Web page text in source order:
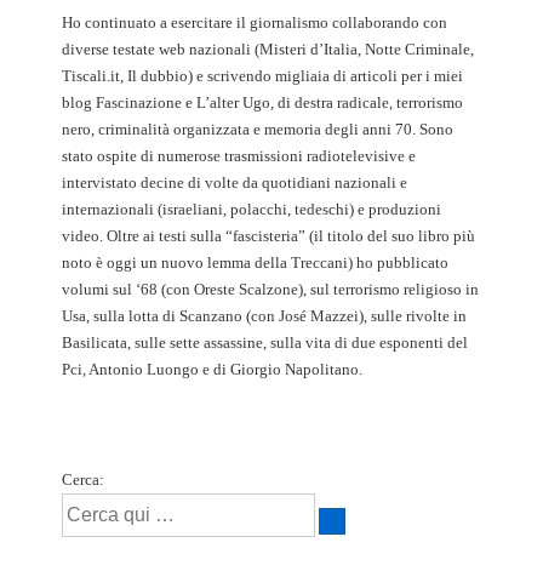
Ho continuato a esercitare il giornalismo collaborando con
diverse testate web nazionali (Misteri d’Italia, Notte Criminale,
Tiscali.it, Il dubbio) e scrivendo migliaia di articoli per i miei
blog Fascinazione e L’alter Ugo, di destra radicale, terrorismo
nero, criminalità organizzata e memoria degli anni 70. Sono
stato ospite di numerose trasmissioni radiotelevisive e
intervistato decine di volte da quotidiani nazionali e
internazionali (israeliani, polacchi, tedeschi) e produzioni
video. Oltre ai testi sulla “fascisteria” (il titolo del suo libro più
noto è oggi un nuovo lemma della Treccani) ho pubblicato
volumi sul ‘68 (con Oreste Scalzone), sul terrorismo religioso in
Usa, sulla lotta di Scanzano (con José Mazzei), sulle rivolte in
Basilicata, sulle sette assassine, sulla vita di due esponenti del
Pci, Antonio Luongo e di Giorgio Napolitano.
Cerca: